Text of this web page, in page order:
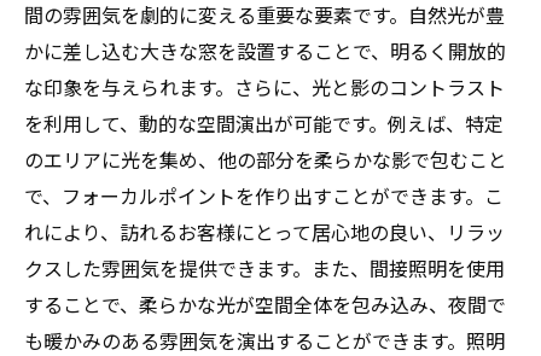
間の雰囲気を劇的に変える重要な要素です。自然光が豊
かに差し込む大きな窓を設置することで、明るく開放的
な印象を与えられます。さらに、光と影のコントラスト
を利用して、動的な空間演出が可能です。例えば、特定
のエリアに光を集め、他の部分を柔らかな影で包むこと
で、フォーカルポイントを作り出すことができます。こ
れにより、訪れるお客様にとって居心地の良い、リラッ
クスした雰囲気を提供できます。また、間接照明を使用
することで、柔らかな光が空間全体を包み込み、夜間で
も暖かみのある雰囲気を演出することができます。照明